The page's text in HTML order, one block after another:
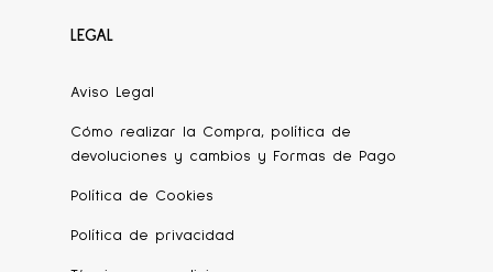
LEGAL
Aviso Legal
Cómo realizar la Compra, política de
devoluciones y cambios y Formas de Pago
Política de Cookies
Política de privacidad